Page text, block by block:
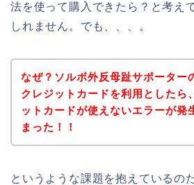
法を使って購入できたら？と考え
しれません。でも、、、。
なぜ？ソルボ外反母趾サポーター
クレジットカードを利用としたら
ットカードが使えないエラーが発
まった！！
というような課題を抱えているの